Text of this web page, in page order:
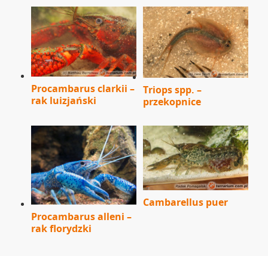
Procambarus clarkii –
rak luizjański
Triops spp. –
przekopnice
Procambarus alleni –
rak florydzki
Cambarellus puer